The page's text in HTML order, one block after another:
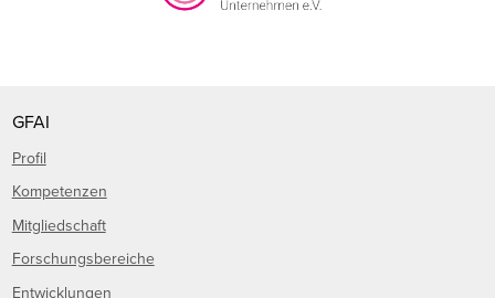
GFAI
Profil
Kompetenzen
Mitgliedschaft
Forschungsbereiche
Entwicklungen